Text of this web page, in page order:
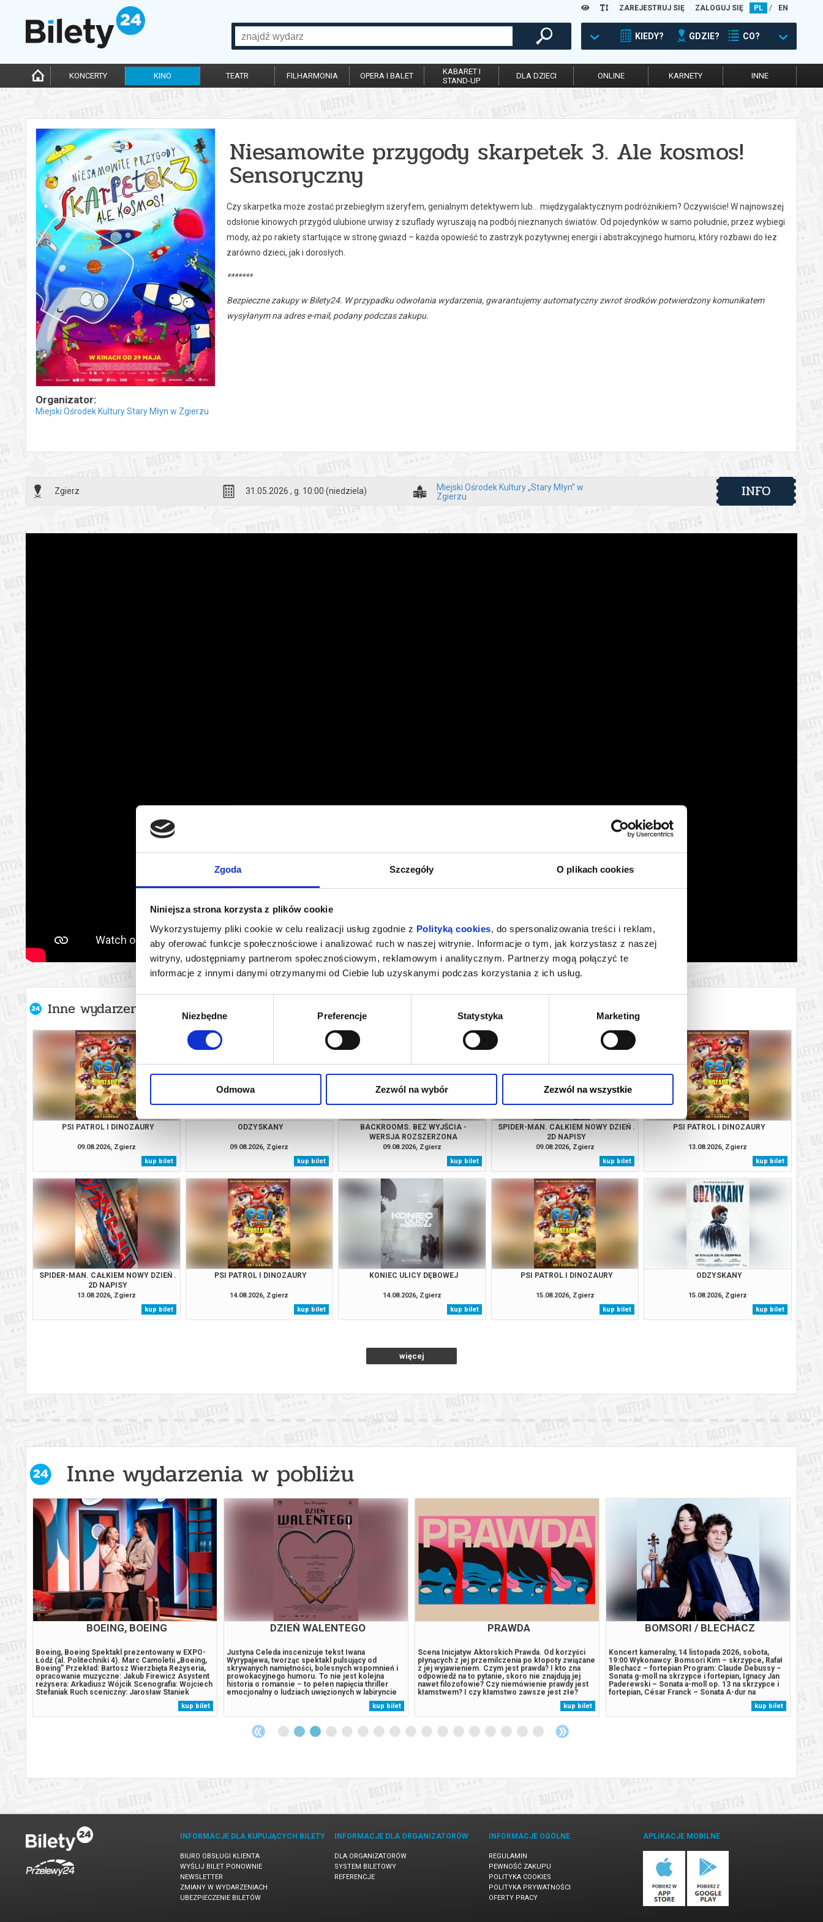
Zgoda Szczegóły O plikach cookies
Niniejsza strona korzysta z plików cookie
Wykorzystujemy pliki cookie w celu realizacji usług zgodnie z Polityką cookies, do spersonalizowania treści i reklam,
aby oferować funkcje społecznościowe i analizować ruch w naszej witrynie. Informacje o tym, jak korzystasz z naszej
witryny, udostępniamy partnerom społecznościowym, reklamowym i analitycznym. Partnerzy mogą połączyć te
informacje z innymi danymi otrzymanymi od Ciebie lub uzyskanymi podczas korzystania z ich usług.
Niezbędne Preferencje Statystyka Marketing
Odmowa Zezwól na wybór Zezwól na wszystkie
ZAREJESTRUJ SIĘ ZALOGUJ SIĘ PL / EN
KIEDY? GDZIE? CO?
KONCERTY KINO TEATR FILHARMONIA OPERA I BALET
KABARET I
STAND-UP
DLA DZIECI ONLINE KARNETY INNE
Organizator:
Miejski Ośrodek Kultury Stary Młyn w Zgierzu
Niesamowite przygody skarpetek 3. Ale kosmos!
Sensoryczny
Czy skarpetka może zostać przebiegłym szeryfem, genialnym detektywem lub… międzygalaktycznym podróżnikiem? Oczywiście! W najnowszej
odsłonie kinowych przygód ulubione urwisy z szuflady wyruszają na podbój nieznanych światów. Od pojedynków w samo południe, przez wybiegi
mody, aż po rakiety startujące w stronę gwiazd – każda opowieść to zastrzyk pozytywnej energii i abstrakcyjnego humoru, który rozbawi do łez
zarówno dzieci, jak i dorosłych.
*******
Bezpieczne zakupy w Bilety24. W przypadku odwołania wydarzenia, gwarantujemy automatyczny zwrot środków potwierdzony komunikatem
wysyłanym na adres e-mail, podany podczas zakupu.
Zgierz 31.05.2026 , g. 10:00 (niedziela)
Miejski Ośrodek Kultury „Stary Młyn” w
Zgierzu
INFO
Inne wydarzenia organizatora
PSI PATROL I DINOZAURY
09.08.2026, Zgierz
kup bilet
ODZYSKANY
09.08.2026, Zgierz
kup bilet
BACKROOMS. BEZ WYJŚCIA -
WERSJA ROZSZERZONA
09.08.2026, Zgierz
kup bilet
SPIDER-MAN. CAŁKIEM NOWY DZIEŃ .
2D NAPISY
09.08.2026, Zgierz
kup bilet
PSI PATROL I DINOZAURY
13.08.2026, Zgierz
kup bilet
SPIDER-MAN. CAŁKIEM NOWY DZIEŃ .
2D NAPISY
13.08.2026, Zgierz
kup bilet
PSI PATROL I DINOZAURY
14.08.2026, Zgierz
kup bilet
KONIEC ULICY DĘBOWEJ
14.08.2026, Zgierz
kup bilet
PSI PATROL I DINOZAURY
15.08.2026, Zgierz
kup bilet
ODZYSKANY
15.08.2026, Zgierz
kup bilet
więcej
Inne wydarzenia w pobliżu
BOEING, BOEING
Boeing, Boeing Spektakl prezentowany w EXPO-
Łódź (al. Politechniki 4). Marc Camoletii „Boeing,
Boeing” Przekład: Bartosz Wierzbięta Reżyseria,
opracowanie muzyczne: Jakub Firewicz Asystent
reżysera: Arkadiusz Wójcik Scenografia: Wojciech
Stefaniak Ruch sceniczny: Jarosław Staniek
Kostiumy: Anna Poniewierska Obsada: Sebastian
Jasnoch, Jakub Kryształ, Arkadiusz Wójcik,
Aleksandra Bogulewska, Karolina...
kup bilet
DZIEŃ WALENTEGO
Justyna Celeda inscenizuje tekst Iwana
Wyrypajewa, tworząc spektakl pulsujący od
skrywanych namiętności, bolesnych wspomnień i
prowokacyjnego humoru. To nie jest kolejna
historia o romansie – to pełen napięcia thriller
emocjonalny o ludziach uwięzionych w labiryncie
własnych uczuć, gdzie każda decyzja z przeszłości
rzuca cień na teraźniejszość. To spektakl gęsty od
emocji, błyskotliwy i brutalnie szczery,...
kup bilet
PRAWDA
Scena Inicjatyw Aktorskich Prawda. Od korzyści
płynących z jej przemilczenia po kłopoty związane
z jej wyjawieniem. Czym jest prawda? I kto zna
odpowiedź na to pytanie, skoro nie znajdują jej
nawet filozofowie? Czy niemówienie prawdy jest
kłamstwem? I czy kłamstwo zawsze jest złe?
Dowcipna, drażniąca sumienie francuska komedia,
grana z powodzeniem na całym świecie, to
opowieść o związkach budowanych...
kup bilet
BOMSORI / BLECHACZ
Koncert kameralny, 14 listopada 2026, sobota,
19:00 Wykonawcy: Bomsori Kim – skrzypce, Rafał
Blechacz – fortepian Program: Claude Debussy –
Sonata g-moll na skrzypce i fortepian, Ignacy Jan
Paderewski – Sonata a-moll op. 13 na skrzypce i
fortepian, César Franck – Sonata A-dur na
skrzypce i fortepian, Karol Szymanowski –
„Nokturn i Tarantella” op. 28******* Bezpieczne
zakupy w Bilety24. W przypadku...
kup bilet
INFORMACJE DLA KUPUJĄCYCH BILETY
BIURO OBSŁUGI KLIENTA
WYŚLIJ BILET PONOWNIE
NEWSLETTER
ZMIANY W WYDARZENIACH
UBEZPIECZENIE BILETÓW
INFORMACJE DLA ORGANIZATORÓW
DLA ORGANIZATORÓW
SYSTEM BILETOWY
REFERENCJE
INFORMACJE OGÓLNE
REGULAMIN
PEWNOŚĆ ZAKUPU
POLITYKA COOKIES
POLITYKA PRYWATNOŚCI
OFERTY PRACY
APLIKACJE MOBILNE